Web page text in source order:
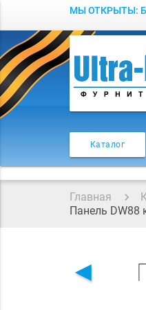
МЫ ОТКРЫТЫ:
Каталог
Главная
Панель DW88
◄